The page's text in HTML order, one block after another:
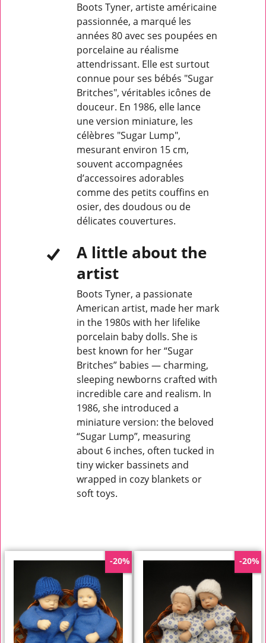
Boots Tyner, artiste américaine
passionnée, a marqué les
années 80 avec ses poupées en
porcelaine au réalisme
attendrissant. Elle est surtout
connue pour ses bébés "Sugar
Britches", véritables icônes de
douceur. En 1986, elle lance
une version miniature, les
célèbres "Sugar Lump",
mesurant environ 15 cm,
souvent accompagnées
d’accessoires adorables
comme des petits couffins en
osier, des doudous ou de
délicates couvertures.
A little about the
artist
Boots Tyner, a passionate
American artist, made her mark
in the 1980s with her lifelike
porcelain baby dolls. She is
best known for her “Sugar
Britches” babies — charming,
sleeping newborns crafted with
incredible care and realism. In
1986, she introduced a
miniature version: the beloved
“Sugar Lump”, measuring
about 6 inches, often tucked in
tiny wicker bassinets and
wrapped in cozy blankets or
soft toys.
-20% -20%